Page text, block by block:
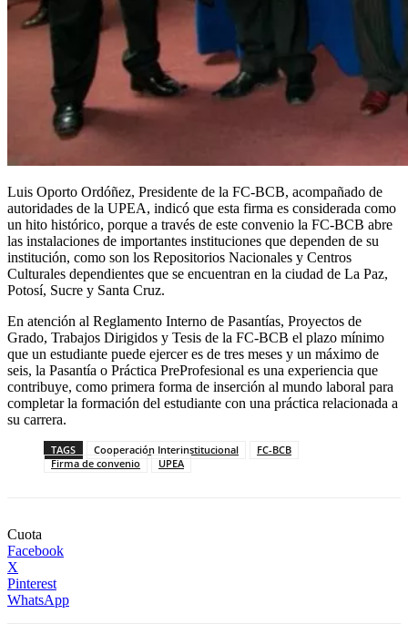
Luis Oporto Ordóñez, Presidente de la FC-BCB, acompañado de
autoridades de la UPEA, indicó que esta firma es considerada como
un hito histórico, porque a través de este convenio la FC-BCB abre
las instalaciones de importantes instituciones que dependen de su
institución, como son los Repositorios Nacionales y Centros
Culturales dependientes que se encuentran en la ciudad de La Paz,
Potosí, Sucre y Santa Cruz.
En atención al Reglamento Interno de Pasantías, Proyectos de
Grado, Trabajos Dirigidos y Tesis de la FC-BCB el plazo mínimo
que un estudiante puede ejercer es de tres meses y un máximo de
seis, la Pasantía o Práctica PreProfesional es una experiencia que
contribuye, como primera forma de inserción al mundo laboral para
completar la formación del estudiante con una práctica relacionada a
su carrera.
TAGS Cooperación Interinstitucional
FC-BCB
Firma de convenio
UPEA
Cuota
Facebook
X
Pinterest
WhatsApp